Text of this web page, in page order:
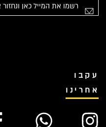
אימייל
עקבו
אחרינו